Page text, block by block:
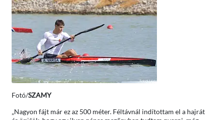
Fotó/SZAMY
„Nagyon fájt már ez az 500 méter. Féltávnál indítottam el a hajrát